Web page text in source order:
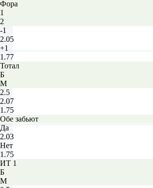
Фора
1
2
-1
2.05
+1
1.77
Тотал
Б
М
2.5
2.07
1.75
Обе забьют
Да
2.03
Нет
1.75
ИТ 1
Б
М